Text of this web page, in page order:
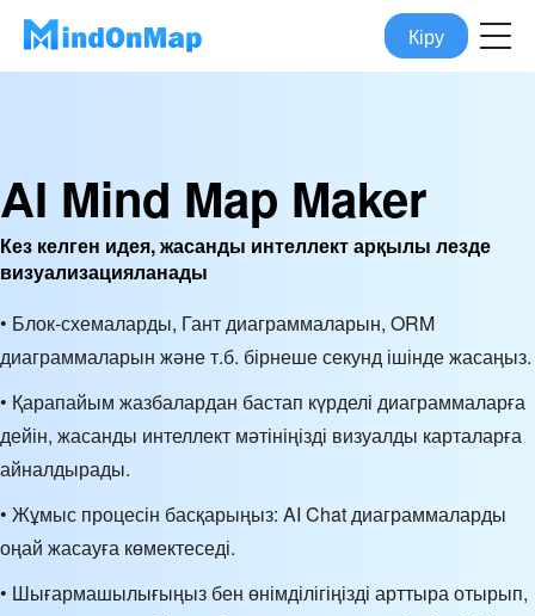
Кіру
AI Mind Map Maker
Кез келген идея, жасанды интеллект арқылы лезде
визуализацияланады
• Блок-схемаларды, Гант диаграммаларын, ORM
диаграммаларын және т.б. бірнеше секунд ішінде жасаңыз.
• Қарапайым жазбалардан бастап күрделі диаграммаларға
дейін, жасанды интеллект мәтініңізді визуалды карталарға
айналдырады.
• Жұмыс процесін басқарыңыз: AI Chat диаграммаларды
оңай жасауға көмектеседі.
• Шығармашылығыңыз бен өнімділігіңізді арттыра отырып,